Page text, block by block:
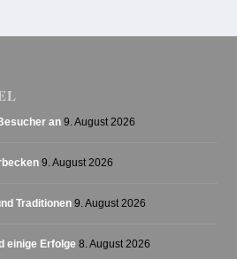
an 9. August 2026
9. August 2026
Traditionen 9. August 2026
einige Erfolge 8. August 2026